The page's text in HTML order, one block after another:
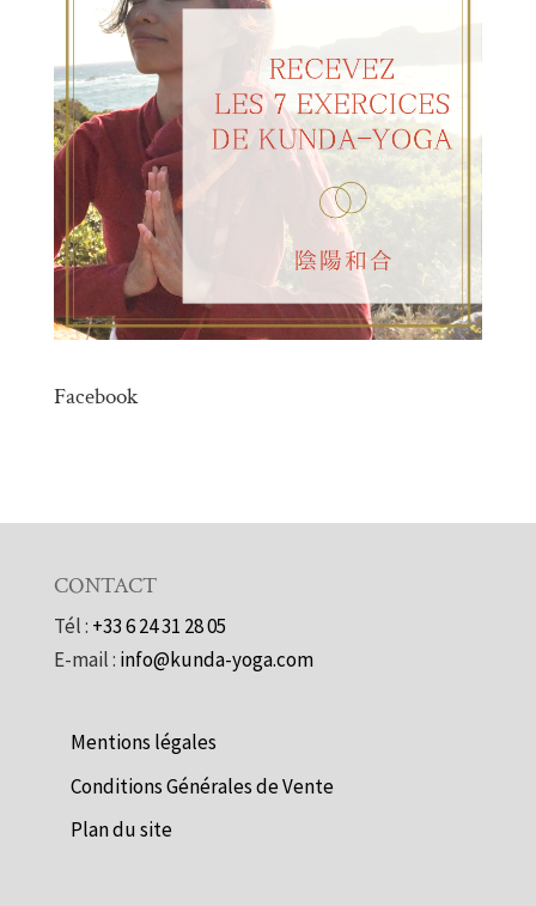
Facebook
CONTACT
Tél : +33 6 24 31 28 05
E-mail : info@kunda-yoga.com
Mentions légales
Conditions Générales de Vente
Plan du site